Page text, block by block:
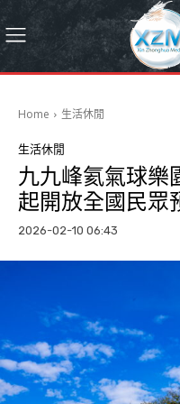
Home 生活休閒
生活休閒
九九峰氦氣球
起開放全國民眾
2026-02-10 06:43